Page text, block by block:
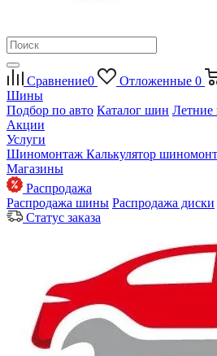
Сравнение0 Отложенные 0
Шины
Подбор по авто Каталог шин
Акции
Услуги
Шиномонтаж Калькулятор
Магазины
Распродажа
Распродажа шины Распродажа диски
Статус заказа